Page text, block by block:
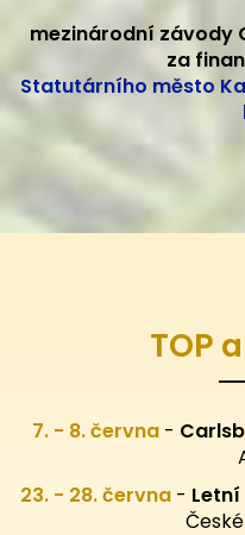
mezinárodní závody
za
Statutárního město
TOP
7. - 8. června -
23. - 28. června -